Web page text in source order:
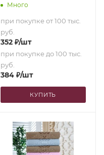
Много
при покупке от 100 тыс.
руб.
352₽/шт
при покупке до 100 тыс.
руб.
384₽/шт
КУПИТЬ